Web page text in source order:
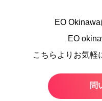
EO Okinawa
EO
こちらよりお気軽
問